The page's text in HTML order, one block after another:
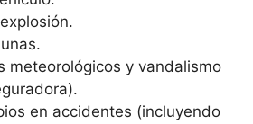
meteorológicos y vandalismo
en accidentes (incluyendo